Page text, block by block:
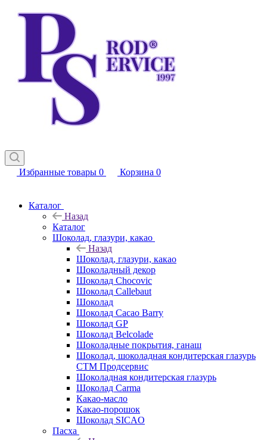
Избранные товары 0 Корзина 0
Каталог
Назад
Каталог
Шоколад, глазури, какао
Назад
Шоколад, глазури, какао
Шоколадный декор
Шоколад Chocovic
Шоколад Callebaut
Шоколад
Шоколад Cacao Barry
Шоколад GP
Шоколад Belcolade
Шоколадные покрытия, ганаш
Шоколад, шоколадная кондитерская глазурь
СТМ Продсервис
Шоколадная кондитерская глазурь
Шоколад Carma
Какао-масло
Какао-порошок
Шоколад SICAO
Пасха